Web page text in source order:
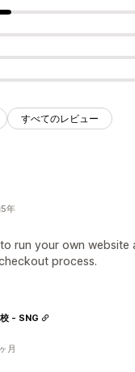
すべてのレビュー
run your own website
process.
年
- SNG
月